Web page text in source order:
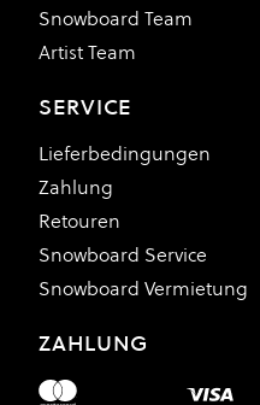
Snowboard Team
Artist Team
SERVICE
Lieferbedingungen
Zahlung
Retouren
Snowboard Service
Snowboard Vermietung
ZAHLUNG